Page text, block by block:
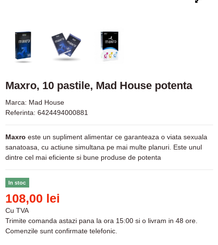
Maxro, 10 pastile, Mad House potenta
Marca: Mad House
Referinta: 6424494000881
Maxro este un supliment alimentar ce garanteaza o viata sexuala
sanatoasa, cu actiune simultana pe mai multe planuri. Este unul
dintre cel mai eficiente si bune produse de potenta
In stoc
108,00 lei
Cu TVA
Trimite comanda astazi pana la ora 15:00 si o livram in 48 ore.
Comenzile sunt confirmate telefonic.